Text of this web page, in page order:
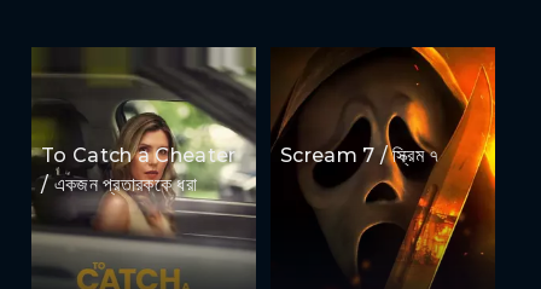
To Catch a Cheater
/ একজন প্রতারককে ধরা
Scream 7 / স্ক্রিম ৭